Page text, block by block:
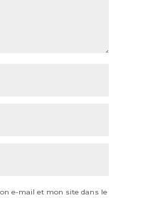
e-mail et mon site dans le